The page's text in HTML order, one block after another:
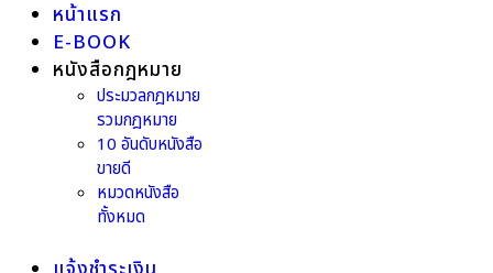
หน้าแรก
E-BOOK
หนังสือกฎหมาย
ประมวลกฎหมาย
รวมกฎหมาย
10 อันดับหนังสือ
ขายดี
หมวดหนังสือ
ทั้งหมด